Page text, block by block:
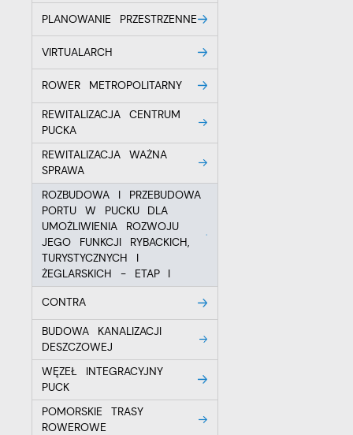
PLANOWANIE PRZESTRZENNE
VIRTUALARCH
ROWER METROPOLITARNY
REWITALIZACJA CENTRUM
PUCKA
REWITALIZACJA WAŻNA
SPRAWA
ROZBUDOWA I PRZEBUDOWA
PORTU W PUCKU DLA
UMOŻLIWIENIA ROZWOJU
JEGO FUNKCJI RYBACKICH,
TURYSTYCZNYCH I
ŻEGLARSKICH - ETAP I
CONTRA
BUDOWA KANALIZACJI
DESZCZOWEJ
WĘZEŁ INTEGRACYJNY
PUCK
POMORSKIE TRASY
ROWEROWE